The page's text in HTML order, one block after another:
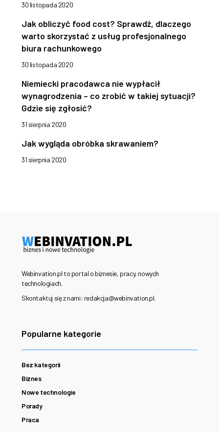
30 listopada 2020
Jak obliczyć food cost? Sprawdź, dlaczego
warto skorzystać z usług profesjonalnego
biura rachunkowego
30 listopada 2020
Niemiecki pracodawca nie wypłacił
wynagrodzenia – co zrobić w takiej sytuacji?
Gdzie się zgłosić?
31 sierpnia 2020
Jak wygląda obróbka skrawaniem?
31 sierpnia 2020
Webinvation.pl to portal o biznesie, pracy, nowych
technologiach.
Skontaktuj się z nami: redakcja@webinvation.pl.
Popularne kategorie
Bez kategorii
Biznes
Nowe technologie
Porady
Praca